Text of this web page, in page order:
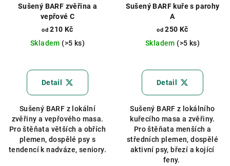
Sušený BARF zvěřina a
vepřové C
od 210 Kč
Skladem (>5 ks)
Detail
Sušený BARF z lokální
zvěřiny a vepřového masa.
Pro štěňata větších a obřích
plemen, dospělé psy s
tendencí k nadváze, seniory.
Sušený BARF kuře s parohy
A
od 250 Kč
Skladem (>5 ks)
Detail
Sušený BARF z lokálního
kuřecího masa a zvěřiny.
Pro štěňata menších a
středních plemen, dospělé
aktivní psy, březí a kojící
feny.